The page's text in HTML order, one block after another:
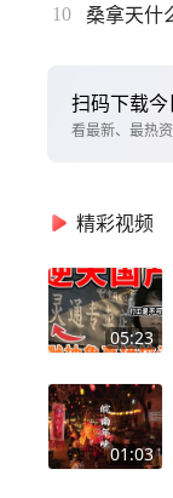
10 桑拿天什
扫码下载今
看最新、最热
精彩视频
05:23
01:03